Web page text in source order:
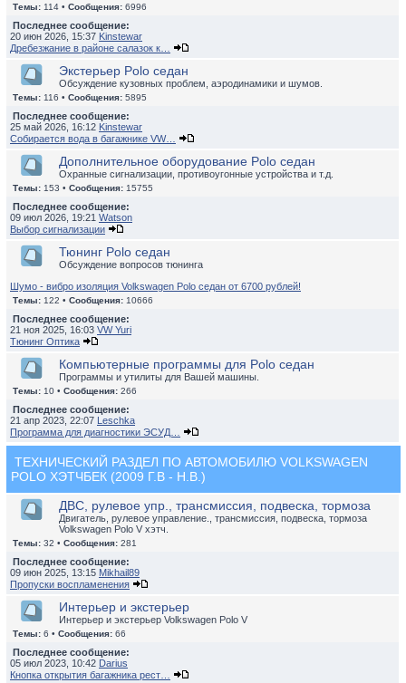
Темы: 114 • Сообщения: 6996
Последнее сообщение:
20 июн 2026, 15:37 Kinstewar
Дребезжание в районе салазок к…
Экстерьер Polo седан
Обсуждение кузовных проблем, аэродинамики и шумов.
Темы: 116 • Сообщения: 5895
Последнее сообщение:
25 май 2026, 16:12 Kinstewar
Собирается вода в багажнике VW…
Дополнительное оборудование Polo седан
Охранные сигнализации, противоугонные устройства и т.д.
Темы: 153 • Сообщения: 15755
Последнее сообщение:
09 июл 2026, 19:21 Watson
Выбор сигнализации
Тюнинг Polo седан
Обсуждение вопросов тюнинга
Шумо - вибро изоляция Volkswagen Polo седан от 6700 рублей!
Темы: 122 • Сообщения: 10666
Последнее сообщение:
21 ноя 2025, 16:03 VW Yuri
Тюнинг Оптика
Компьютерные программы для Polo седан
Программы и утилиты для Вашей машины.
Темы: 10 • Сообщения: 266
Последнее сообщение:
21 апр 2023, 22:07 Leschka
Программа для диагностики ЭСУД…
ТЕХНИЧЕСКИЙ РАЗДЕЛ ПО АВТОМОБИЛЮ VOLKSWAGEN
POLO ХЭТЧБЕК (2009 Г.В - Н.В.)
ДВС, рулевое упр., трансмиссия, подвеска, тормоза
Двигатель, рулевое управление., трансмиссия, подвеска, тормоза
Volkswagen Polo V хэтч.
Темы: 32 • Сообщения: 281
Последнее сообщение:
09 июн 2025, 13:15 Mikhail89
Пропуски воспламенения
Интерьер и экстерьер
Интерьер и экстерьер Volkswagen Polo V
Темы: 6 • Сообщения: 66
Последнее сообщение:
05 июл 2023, 10:42 Darius
Кнопка открытия багажника рест…